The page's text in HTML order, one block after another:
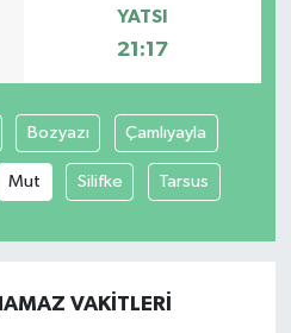
YATSI
21:17
Bozyazı Çamlıyayla
Mut Silifke Tarsus
VAKITLERI